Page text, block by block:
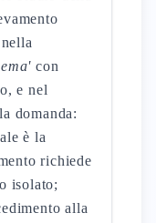
con
e nel
domanda:
è la
richiede
isolato;
alla